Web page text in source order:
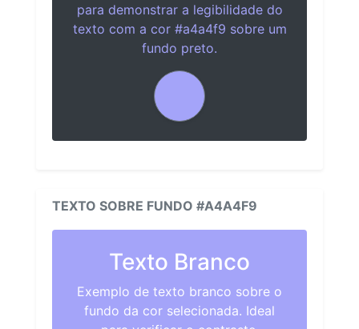
para demonstrar a legibilidade do
texto com a cor #a4a4f9 sobre um
fundo preto.
TEXTO SOBRE FUNDO #A4A4F9
Texto Branco
Exemplo de texto branco sobre o
fundo da cor selecionada. Ideal